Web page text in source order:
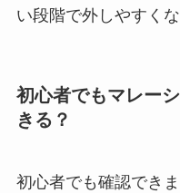
い段階で外しやすくな
初心者でもマレー
きる？
初心者でも確認でき